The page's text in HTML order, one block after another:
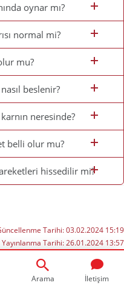
oynar mı?
normal mi?
mu?
beslenir?
neresinde?
belli olur mu?
hissedilir mi?
Tarihi:03.02.2024 15:19
Yayınlanma Tarihi:26.01.2024 13:57
Arama İletişim